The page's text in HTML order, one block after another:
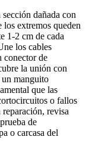
dañada con
los extremos queden
1-2 cm de cada
los cables
conector de
la unión con
manguito
que las
o fallos
reparación, revisa
de
o carcasa del